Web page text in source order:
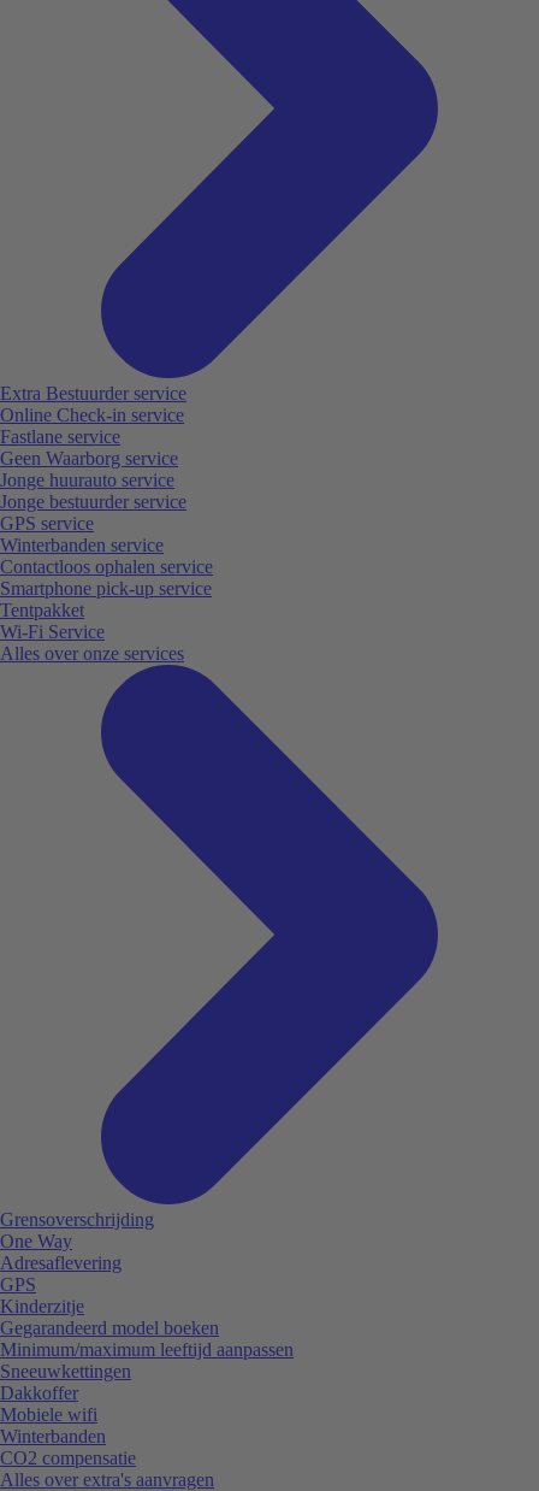
Extra Bestuurder service
Online Check-in service
Fastlane service
Geen Waarborg service
Jonge huurauto service
Jonge bestuurder service
GPS service
Winterbanden service
Contactloos ophalen service
Smartphone pick-up service
Tentpakket
Wi-Fi Service
Alles over onze services
Grensoverschrijding
One Way
Adresaflevering
GPS
Kinderzitje
Gegarandeerd model boeken
Minimum/maximum leeftijd aanpassen
Sneeuwkettingen
Dakkoffer
Mobiele wifi
Winterbanden
CO2 compensatie
Alles over extra's aanvragen